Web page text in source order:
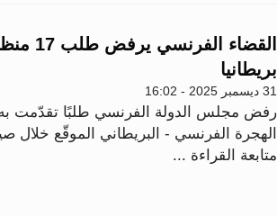
بريطانيا
31 ديسمبر 2025 - 16:02
الهجرة الفرنسي - البريطاني الموقّع خلال صيف
متابعة القراءة ...